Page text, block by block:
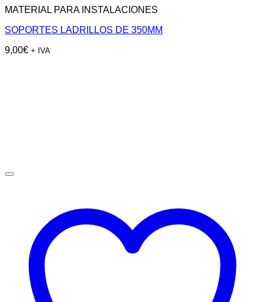
MATERIAL PARA INSTALACIONES
SOPORTES LADRILLOS DE 350MM
9,00€ + IVA